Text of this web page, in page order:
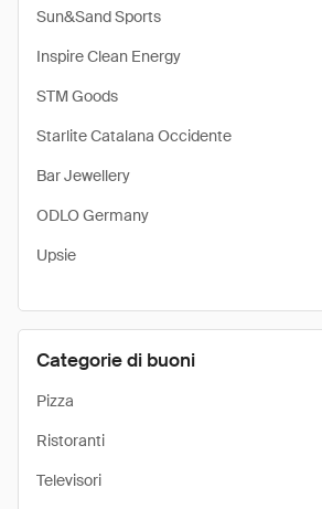
Sun&Sand Sports
Inspire Clean Energy
STM Goods
Starlite Catalana Occidente
Bar Jewellery
ODLO Germany
Upsie
Categorie di buoni
Pizza
Ristoranti
Televisori